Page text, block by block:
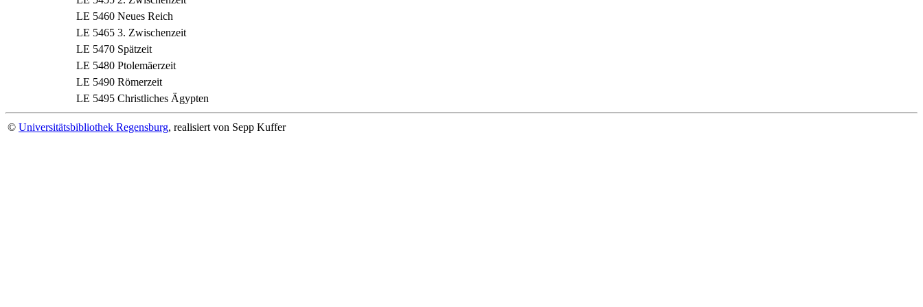
LE 5460 Neues Reich
LE 5465 3. Zwischenzeit
LE 5470 Spätzeit
LE 5480 Ptolemäerzeit
LE 5490 Römerzeit
LE 5495 Christliches Ägypten
© Universitätsbibliothek Regensburg, realisiert von Sepp Kuffer